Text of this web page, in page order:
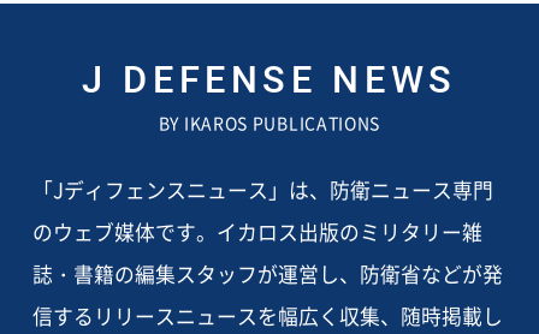
J DEFENSE NEWS
BY IKAROS PUBLICATIONS
「Jディフェンスニュース」は、防衛ニュース専門
のウェブ媒体です。イカロス出版のミリタリー雑
誌・書籍の編集スタッフが運営し、防衛省などが発
信するリリースニュースを幅広く収集、随時掲載し